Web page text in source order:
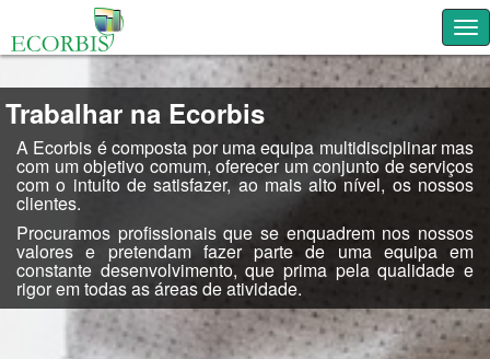
Trabalhar na Ecorbis
A Ecorbis é composta por uma equipa multidisciplinar mas
com um objetivo comum, oferecer um conjunto de serviços
com o intuito de satisfazer, ao mais alto nível, os nossos
clientes.
Procuramos profissionais que se enquadrem nos nossos
valores e pretendam fazer parte de uma equipa em
constante desenvolvimento, que prima pela qualidade e
rigor em todas as áreas de atividade.